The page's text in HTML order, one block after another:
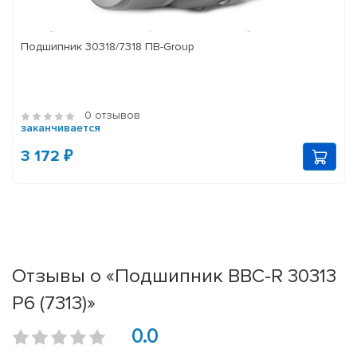
Подшипник 30318/7318 ПВ-Group
0 отзывов
заканчивается
3 172 ₽
Отзывы о «Подшипник BBC-R 30313
P6 (7313)»
0.0